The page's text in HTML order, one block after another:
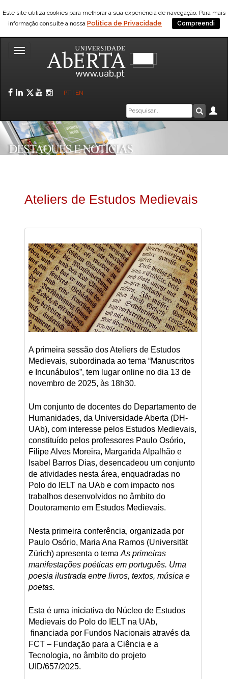
Este site utiliza cookies para melhorar a sua experiência de navegação. Para mais
informação consulte a nossa Política de Privacidade Compreendi
Toggle
Facebook
LinkedIn
Twitter
YouTube
Instagram
PT EN
Caixa
de
pesquisa
Ateliers de Estudos Medievais
A primeira sessão dos Ateliers de Estudos
Medievais, subordinada ao tema “Manuscritos
e Incunábulos”, tem lugar online no dia 13 de
novembro de 2025, às 18h30.
Um conjunto de docentes do Departamento de
Humanidades, da Universidade Aberta (DH-
UAb), com interesse pelos Estudos Medievais,
constituído pelos professores Paulo Osório,
Filipe Alves Moreira, Margarida Alpalhão e
Isabel Barros Dias, desencadeou um conjunto
de atividades nesta área, enquadradas no
Polo do IELT na UAb e com impacto nos
trabalhos desenvolvidos no âmbito do
Doutoramento em Estudos Medievais.
Nesta primeira conferência, organizada por
Paulo Osório, Maria Ana Ramos (Universität
Zürich) apresenta o tema As primeiras
manifestações poéticas em português. Uma
poesia ilustrada entre livros, textos, música e
poetas.
Esta é uma iniciativa do Núcleo de Estudos
Medievais do Polo do IELT na UAb,
financiada por Fundos Nacionais através da
FCT – Fundação para a Ciência e a
Tecnologia, no âmbito do projeto
UID/657/2025.